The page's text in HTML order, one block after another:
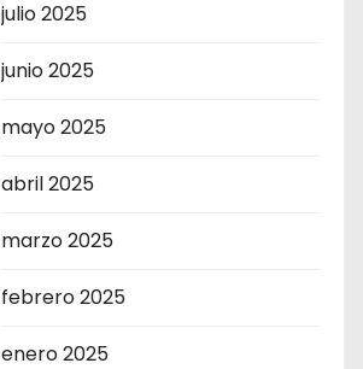
julio 2025
junio 2025
mayo 2025
abril 2025
marzo 2025
febrero 2025
enero 2025